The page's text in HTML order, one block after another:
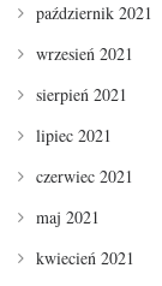
październik 2021
wrzesień 2021
sierpień 2021
lipiec 2021
czerwiec 2021
maj 2021
kwiecień 2021